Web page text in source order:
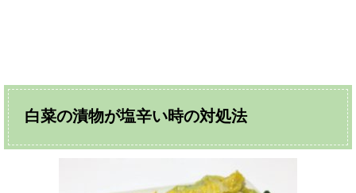
白菜の漬物が塩辛い時の対処法